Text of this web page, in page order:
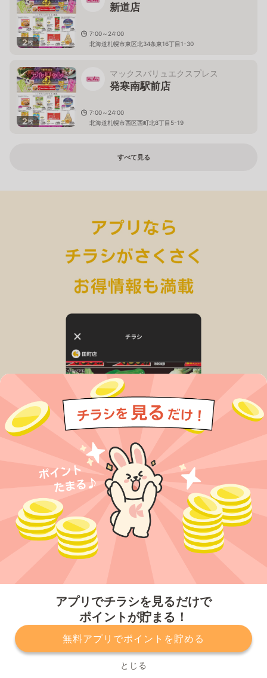
アプリでチラシを見るだけで
ポイントが貯まる！
無料アプリでポイントを貯める
とじる
2枚
新道店
7:00～24:00
北海道札幌市東区北34条東16丁目1-30
2枚
マックスバリュエクスプレス
発寒南駅前店
7:00～24:00
北海道札幌市西区西町北8丁目5-19
すべて見る
プライバシーポリシー 利用規約
運営会社
サービスに関してのお問い合わせ